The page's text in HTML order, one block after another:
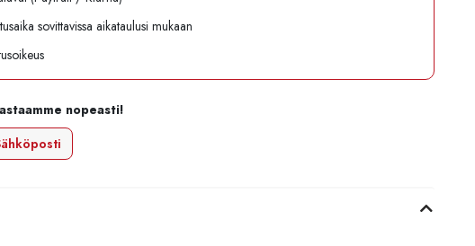
sovittavissa aikataulusi mukaan
nopeasti!